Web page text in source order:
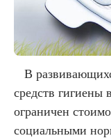
В
средств гигиены
ограничен
социальными